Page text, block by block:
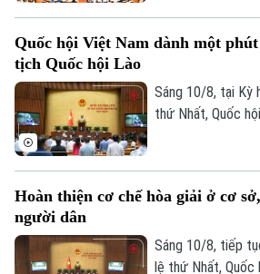
Chuyên mục
Thời sự
Hà Nội
Hà Nội
Quốc hội Việt Nam dành một
tịch Quốc hội Lào
Sáng 10/8, tại Kỳ
thứ Nhất, Quốc
Phomvihane, Ủy
dân Lào
Hoàn thiện cơ chế hòa giải ở cơ
người dân
Sáng 10/8, tiếp
lệ thứ Nhất, Quốc